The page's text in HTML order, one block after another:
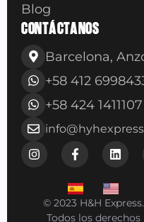
Blog
CONTÁCTANOS
Barcelona,
+58 412
+58 424 1411107
© 2023 H&H Express.
Todos los derechos